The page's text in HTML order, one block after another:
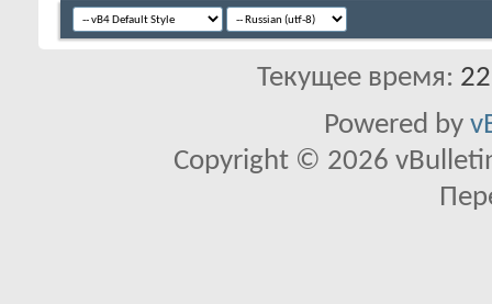
Текущее время:
Powered by
Copyright © 2026